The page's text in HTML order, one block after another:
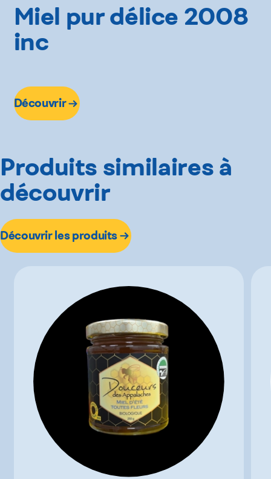
Miel pur délice 2008
inc
Découvrir
Produits similaires à
découvrir
Découvrir les produits